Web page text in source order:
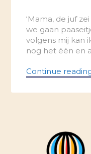
‘Mama, de juf
we gaan
volgens mij kan
nog het één en
Continue